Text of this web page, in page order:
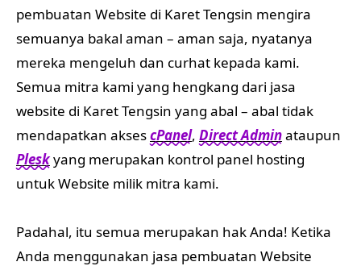
pembuatan Website di Karet Tengsin mengira
semuanya bakal aman – aman saja, nyatanya
mereka mengeluh dan curhat kepada kami.
Semua mitra kami yang hengkang dari jasa
website di Karet Tengsin yang abal – abal tidak
mendapatkan aksescPanel, Direct Adminataupun
Pleskyang merupakan kontrol panel hosting
untuk Website milik mitra kami.
Padahal, itu semua merupakan hak Anda! Ketika
Anda menggunakan jasa pembuatan Website